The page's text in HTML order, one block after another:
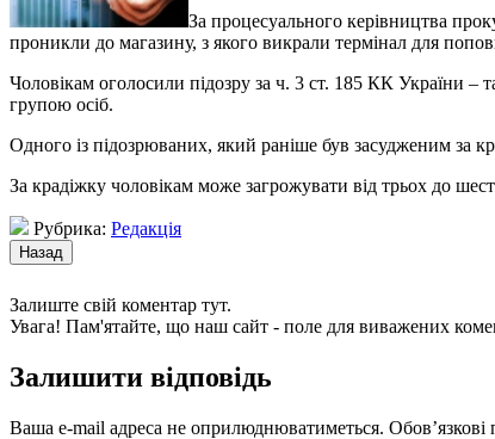
За процесуального керівництва
проникли до магазину, з якого викрали термінал для
Чоловікам оголосили підозру за ч. 3 ст. 185 КК України
групою осіб.
Одного із підозрюваних, який раніше був засудженим за
За крадіжку чоловікам може загрожувати від трьох до
Рубрика: Редакція
Залиште свій коментар тут.
Увага! Пам'ятайте, що наш сайт - поле для виважених
Залишити відповідь
Ваша e-mail адреса не оприлюднюватиметься. Обов’язкові